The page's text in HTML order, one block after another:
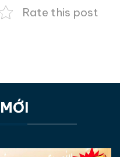
Rate this post